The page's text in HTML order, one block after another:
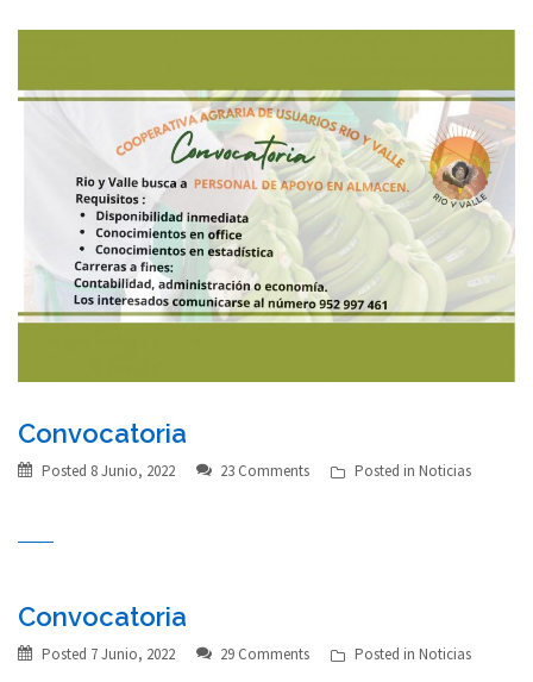
Convocatoria
Posted 8 Junio, 2022 23 Comments Posted in Noticias
Convocatoria
Posted 7 Junio, 2022 29 Comments Posted in Noticias